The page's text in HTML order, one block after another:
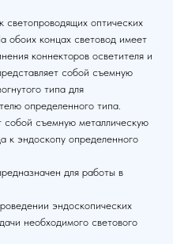
светопроводящих оптических
обоих концах световод имеет
коннекторов осветителя и
собой съемную
типа для
определенного типа.
собой съемную металлическую
к эндоскопу определенного
для работы в
эндоскопических
необходимого светового